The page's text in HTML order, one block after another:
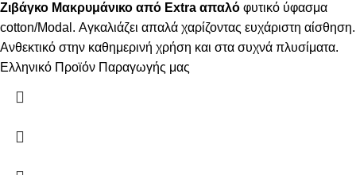
Ζιβάγκο Μακρυμάνικο από Extra απαλό φυτικό ύφασμα
cotton/Modal. Αγκαλιάζει απαλά χαρίζοντας ευχάριστη αίσθηση.
Ανθεκτικό στην καθημερινή χρήση και στα συχνά πλυσίματα.
Ελληνικό Προϊόν Παραγωγής μας